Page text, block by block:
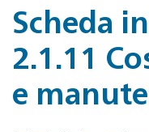
Scheda
2.1.11
e